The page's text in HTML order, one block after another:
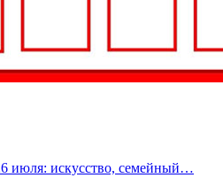
июля: искусство, семейный…